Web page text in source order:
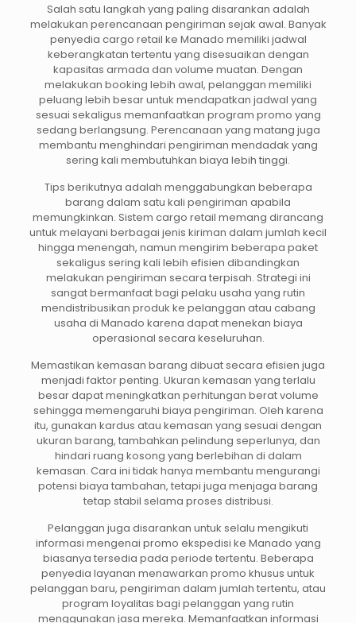
Salah satu langkah yang paling disarankan adalah
melakukan perencanaan pengiriman sejak awal. Banyak
penyedia cargo retail ke Manado memiliki jadwal
keberangkatan tertentu yang disesuaikan dengan
kapasitas armada dan volume muatan. Dengan
melakukan booking lebih awal, pelanggan memiliki
peluang lebih besar untuk mendapatkan jadwal yang
sesuai sekaligus memanfaatkan program promo yang
sedang berlangsung. Perencanaan yang matang juga
membantu menghindari pengiriman mendadak yang
sering kali membutuhkan biaya lebih tinggi.
Tips berikutnya adalah menggabungkan beberapa
barang dalam satu kali pengiriman apabila
memungkinkan. Sistem cargo retail memang dirancang
untuk melayani berbagai jenis kiriman dalam jumlah kecil
hingga menengah, namun mengirim beberapa paket
sekaligus sering kali lebih efisien dibandingkan
melakukan pengiriman secara terpisah. Strategi ini
sangat bermanfaat bagi pelaku usaha yang rutin
mendistribusikan produk ke pelanggan atau cabang
usaha di Manado karena dapat menekan biaya
operasional secara keseluruhan.
Memastikan kemasan barang dibuat secara efisien juga
menjadi faktor penting. Ukuran kemasan yang terlalu
besar dapat meningkatkan perhitungan berat volume
sehingga memengaruhi biaya pengiriman. Oleh karena
itu, gunakan kardus atau kemasan yang sesuai dengan
ukuran barang, tambahkan pelindung seperlunya, dan
hindari ruang kosong yang berlebihan di dalam
kemasan. Cara ini tidak hanya membantu mengurangi
potensi biaya tambahan, tetapi juga menjaga barang
tetap stabil selama proses distribusi.
Pelanggan juga disarankan untuk selalu mengikuti
informasi mengenai promo ekspedisi ke Manado yang
biasanya tersedia pada periode tertentu. Beberapa
penyedia layanan menawarkan promo khusus untuk
pelanggan baru, pengiriman dalam jumlah tertentu, atau
program loyalitas bagi pelanggan yang rutin
menggunakan jasa mereka. Memanfaatkan informasi